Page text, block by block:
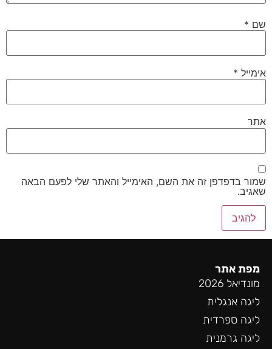
שם *
אימייל *
אתר
שמור בדפדפן זה את השם, האימייל והאתר שלי לפעם הבאה
שאגיב.
מפת אתר
מונדיאל 2026
ליגה אנגלית
ליגה ספרדית
ליגה גרמנית